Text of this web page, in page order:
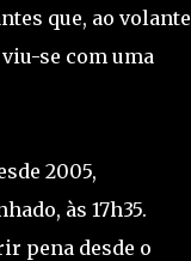
que, ao volante
se com uma
2005,
às 17h35.
pena desde o